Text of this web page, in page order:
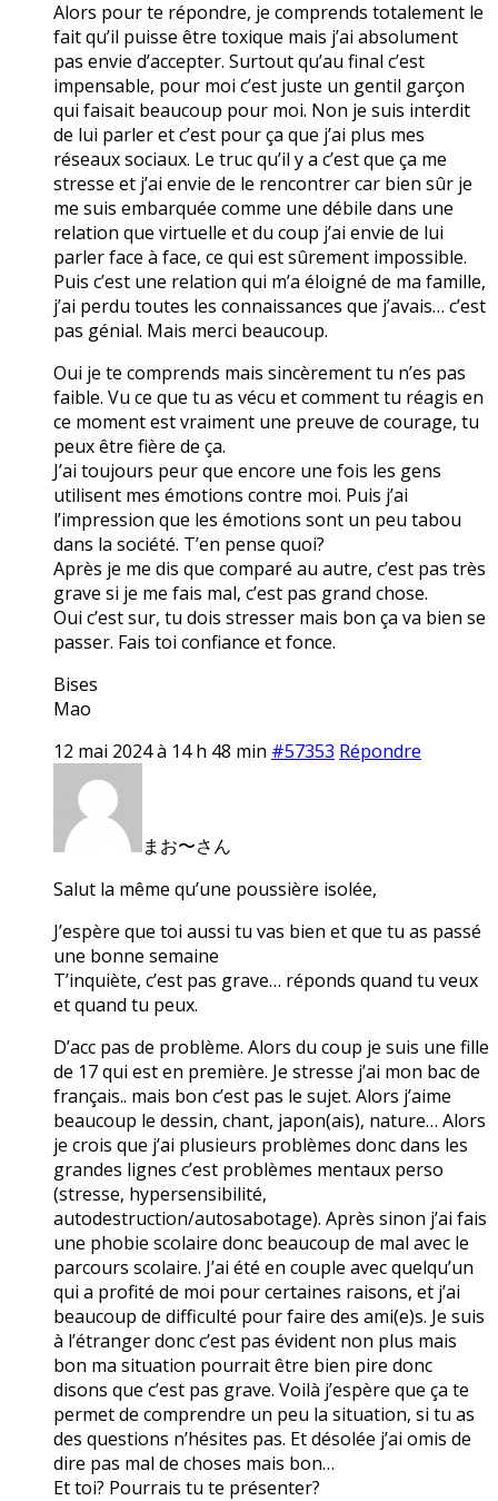
Alors pour te répondre, je comprends totalement le
fait qu’il puisse être toxique mais j’ai absolument
pas envie d’accepter. Surtout qu’au final c’est
impensable, pour moi c’est juste un gentil garçon
qui faisait beaucoup pour moi. Non je suis interdit
de lui parler et c’est pour ça que j’ai plus mes
réseaux sociaux. Le truc qu’il y a c’est que ça me
stresse et j’ai envie de le rencontrer car bien sûr je
me suis embarquée comme une débile dans une
relation que virtuelle et du coup j’ai envie de lui
parler face à face, ce qui est sûrement impossible.
Puis c’est une relation qui m’a éloigné de ma famille,
j’ai perdu toutes les connaissances que j’avais… c’est
pas génial. Mais merci beaucoup.
Oui je te comprends mais sincèrement tu n’es pas
faible. Vu ce que tu as vécu et comment tu réagis en
ce moment est vraiment une preuve de courage, tu
peux être fière de ça.
J’ai toujours peur que encore une fois les gens
utilisent mes émotions contre moi. Puis j’ai
l’impression que les émotions sont un peu tabou
dans la société. T’en pense quoi?
Après je me dis que comparé au autre, c’est pas très
grave si je me fais mal, c’est pas grand chose.
Oui c’est sur, tu dois stresser mais bon ça va bien se
passer. Fais toi confiance et fonce.
Bises
Mao
12 mai 2024 à 14 h 48 min #57353 Répondre
まお〜さん
Salut la même qu’une poussière isolée,
J’espère que toi aussi tu vas bien et que tu as passé
une bonne semaine
T’inquiète, c’est pas grave… réponds quand tu veux
et quand tu peux.
D’acc pas de problème. Alors du coup je suis une fille
de 17 qui est en première. Je stresse j’ai mon bac de
français.. mais bon c’est pas le sujet. Alors j’aime
beaucoup le dessin, chant, japon(ais), nature… Alors
je crois que j’ai plusieurs problèmes donc dans les
grandes lignes c’est problèmes mentaux perso
(stresse, hypersensibilité,
autodestruction/autosabotage). Après sinon j’ai fais
une phobie scolaire donc beaucoup de mal avec le
parcours scolaire. J’ai été en couple avec quelqu’un
qui a profité de moi pour certaines raisons, et j’ai
beaucoup de difficulté pour faire des ami(e)s. Je suis
à l’étranger donc c’est pas évident non plus mais
bon ma situation pourrait être bien pire donc
disons que c’est pas grave. Voilà j’espère que ça te
permet de comprendre un peu la situation, si tu as
des questions n’hésites pas. Et désolée j’ai omis de
dire pas mal de choses mais bon…
Et toi? Pourrais tu te présenter?